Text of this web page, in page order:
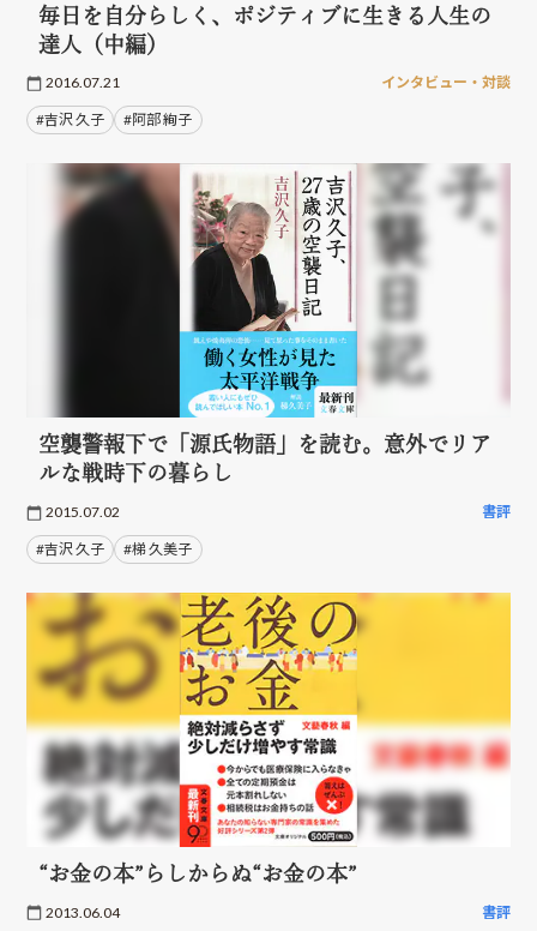
毎日を自分らしく、ポジティブに生きる人生の
達人（中編）
2016.07.21 インタビュー・対談
#吉沢 久子 #阿部 絢子
空襲警報下で「源氏物語」を読む。意外でリア
ルな戦時下の暮らし
2015.07.02 書評
#吉沢 久子 #梯 久美子
“お金の本”らしからぬ“お金の本”
2013.06.04 書評